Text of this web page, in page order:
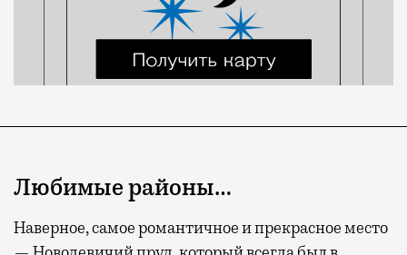
Любимые районы…
Наверное, самое романтичное и прекрасное место